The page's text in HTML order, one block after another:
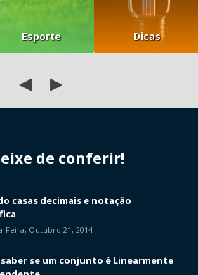
Esporte Dicas
◀ ▶
de conferir!
casas decimais e notação
Feira, Outubro 21, 2014
saber se um conjunto é Linearmente